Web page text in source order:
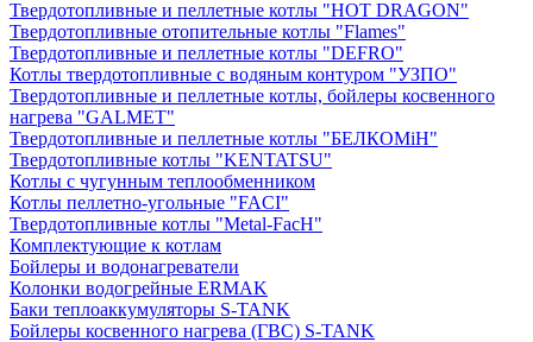
Твердотопливные и пеллетные котлы "HOT DRAGON"
Твердотопливные отопительные котлы "Flames"
Твердотопливные и пеллетные котлы "DEFRO"
Котлы твердотопливные с водяным контуром "УЗПО"
Твердотопливные и пеллетные котлы, бойлеры косвенного
нагрева "GALMET"
Твердотопливные и пеллетные котлы "БЕЛКОМiН"
Твердотопливные котлы "KENTATSU"
Котлы с чугунным теплообменником
Котлы пеллетно-угольные "FACI"
Твердотопливные котлы "Metal-FacH"
Комплектующие к котлам
Бойлеры и водонагреватели
Колонки водогрейные ERMAK
Баки теплоаккумуляторы S-TANK
Бойлеры косвенного нагрева (ГВС) S-TANK